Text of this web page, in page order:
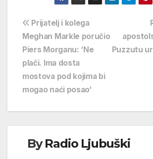
Navigacija
objava
Puzzutu
Prijatelj i kolega
Meghan Markle poručio
Piers Morganu: ‘Ne
plači. Ima dosta
mostova pod kojima bi
mogao naći posao‘
ByRadio Ljubuški